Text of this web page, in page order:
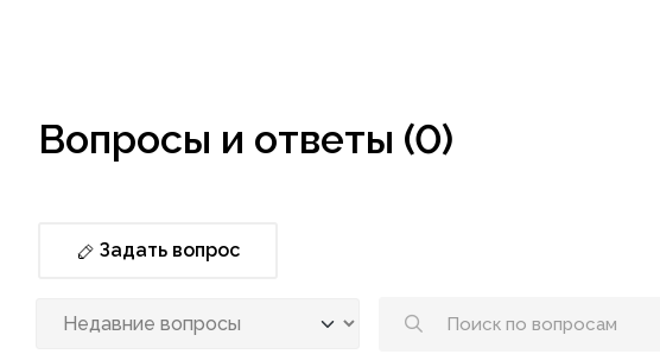
Вопросы и ответы (0)
Задать вопрос